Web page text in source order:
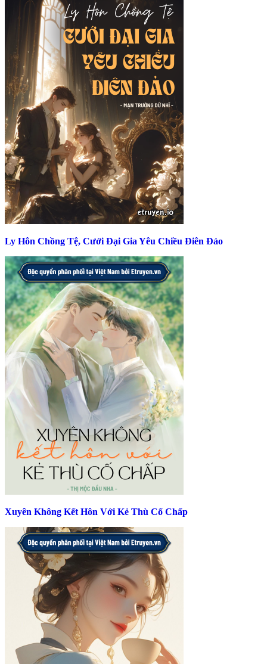
Ly Hôn Chồng Tệ, Cưới Đại Gia Yêu Chiều Điên Đảo
Xuyên Không Kết Hôn Với Kẻ Thù Cố Chấp